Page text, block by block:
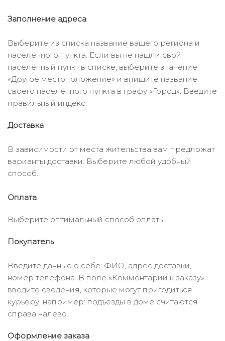
Заполнение адреса
Выберите из списка название вашего региона и
населённого пункта. Если вы не нашли свой
населённый пункт в списке, выберите значение
«Другое местоположение» и впишите название
своего населённого пункта в графу «Город». Введите
правильный индекс.
Доставка
В зависимости от места жительства вам предложат
варианты доставки. Выберите любой удобный
способ.
Оплата
Выберите оптимальный способ оплаты.
Покупатель
Введите данные о себе: ФИО, адрес доставки,
номер телефона. В поле «Комментарии к заказу»
введите сведения, которые могут пригодиться
курьеру, например: подъезды в доме считаются
справа налево.
Оформление заказа